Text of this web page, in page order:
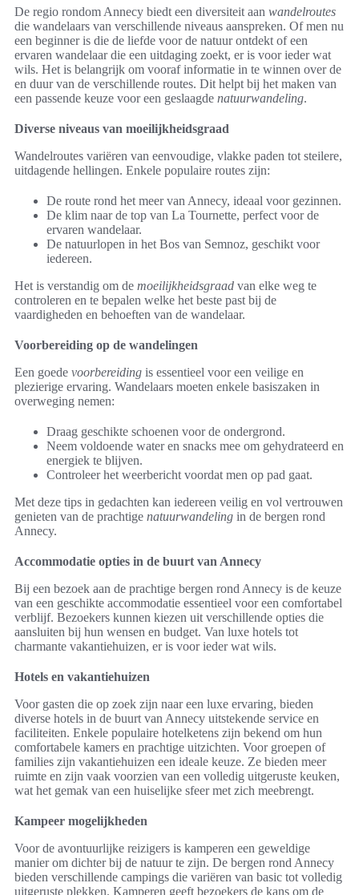
De regio rondom Annecy biedt een diversiteit aan wandelroutes
die wandelaars van verschillende niveaus aanspreken. Of men nu
een beginner is die de liefde voor de natuur ontdekt of een
ervaren wandelaar die een uitdaging zoekt, er is voor ieder wat
wils. Het is belangrijk om vooraf informatie in te winnen over de
en duur van de verschillende routes. Dit helpt bij het maken van
een passende keuze voor een geslaagde natuurwandeling.
Diverse niveaus van moeilijkheidsgraad
Wandelroutes variëren van eenvoudige, vlakke paden tot steilere,
uitdagende hellingen. Enkele populaire routes zijn:
De route rond het meer van Annecy, ideaal voor gezinnen.
De klim naar de top van La Tournette, perfect voor de
ervaren wandelaar.
De natuurlopen in het Bos van Semnoz, geschikt voor
iedereen.
Het is verstandig om de moeilijkheidsgraad van elke weg te
controleren en te bepalen welke het beste past bij de
vaardigheden en behoeften van de wandelaar.
Voorbereiding op de wandelingen
Een goede voorbereiding is essentieel voor een veilige en
plezierige ervaring. Wandelaars moeten enkele basiszaken in
overweging nemen:
Draag geschikte schoenen voor de ondergrond.
Neem voldoende water en snacks mee om gehydrateerd en
energiek te blijven.
Controleer het weerbericht voordat men op pad gaat.
Met deze tips in gedachten kan iedereen veilig en vol vertrouwen
genieten van de prachtige natuurwandeling in de bergen rond
Annecy.
Accommodatie opties in de buurt van Annecy
Bij een bezoek aan de prachtige bergen rond Annecy is de keuze
van een geschikte accommodatie essentieel voor een comfortabel
verblijf. Bezoekers kunnen kiezen uit verschillende opties die
aansluiten bij hun wensen en budget. Van luxe hotels tot
charmante vakantiehuizen, er is voor ieder wat wils.
Hotels en vakantiehuizen
Voor gasten die op zoek zijn naar een luxe ervaring, bieden
diverse hotels in de buurt van Annecy uitstekende service en
faciliteiten. Enkele populaire hotelketens zijn bekend om hun
comfortabele kamers en prachtige uitzichten. Voor groepen of
families zijn vakantiehuizen een ideale keuze. Ze bieden meer
ruimte en zijn vaak voorzien van een volledig uitgeruste keuken,
wat het gemak van een huiselijke sfeer met zich meebrengt.
Kampeer mogelijkheden
Voor de avontuurlijke reizigers is kamperen een geweldige
manier om dichter bij de natuur te zijn. De bergen rond Annecy
bieden verschillende campings die variëren van basic tot volledig
uitgeruste plekken. Kamperen geeft bezoekers de kans om de